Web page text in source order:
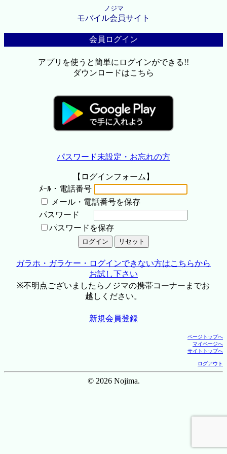
ノジマ
モバイル会員サイト
会員ログイン
アプリを使うと簡単にログインができる!!
ダウンロードはこちら
パスワード未設定・お忘れの方
【ログインフォーム】
ﾒｰﾙ・電話番号
メール・電話番号を保存
パスワード
パスワードを保存
ガラホ・ガラケー・ログインできない方はこちらから
お試し下さい
※不明点ございましたらノジマの携帯コーナーまでお
越しください。
新規会員登録
ページトップへ
マイページへ
サイトトップへ
ログアウト
© 2026 Nojima.